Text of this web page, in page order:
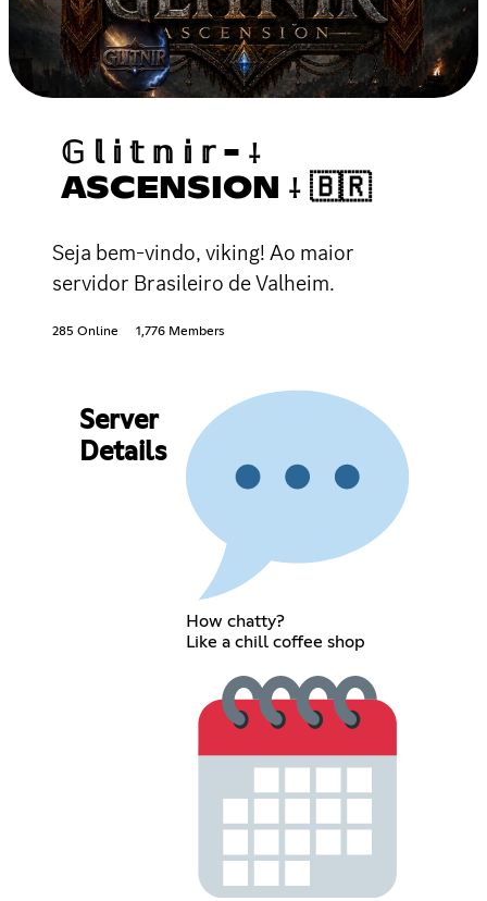
𝔾 𝕝 𝕚 𝕥 𝕟 𝕚 𝕣 - ⸸
ASCENSION ⸸ 🇧🇷
Seja bem-vindo, viking! Ao maior
servidor Brasileiro de Valheim.
285 Online 1,776 Members
Server
Details
How chatty?
Like a chill coffee shop